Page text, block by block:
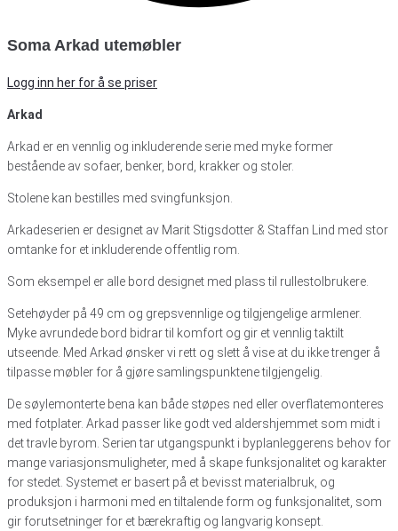
Soma Arkad utemøbler
Logg inn her for å se priser
Arkad
Arkad er en vennlig og inkluderende serie med myke former
bestående av sofaer, benker, bord, krakker og stoler.
Stolene kan bestilles med svingfunksjon.
Arkadeserien er designet av Marit Stigsdotter & Staffan Lind med stor
omtanke for et inkluderende offentlig rom.
Som eksempel er alle bord designet med plass til rullestolbrukere.
Setehøyder på 49 cm og grepsvennlige og tilgjengelige armlener.
Myke avrundede bord bidrar til komfort og gir et vennlig taktilt
utseende. Med Arkad ønsker vi rett og slett å vise at du ikke trenger å
tilpasse møbler for å gjøre samlingspunktene tilgjengelig.
De søylemonterte bena kan både støpes ned eller overflatemonteres
med fotplater. Arkad passer like godt ved aldershjemmet som midt i
det travle byrom. Serien tar utgangspunkt i byplanleggerens behov for
mange variasjonsmuligheter, med å skape funksjonalitet og karakter
for stedet. Systemet er basert på et bevisst materialbruk, og
produksjon i harmoni med en tiltalende form og funksjonalitet, som
gir forutsetninger for et bærekraftig og langvarig konsept.